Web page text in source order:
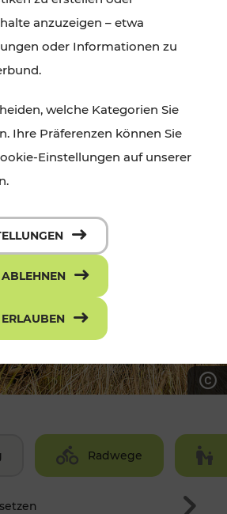
Radwege
anzuzeigen – etwa
oder Informationen zu
welche Kategorien Sie
Ihre Präferenzen können Sie
Einstellungen auf unserer